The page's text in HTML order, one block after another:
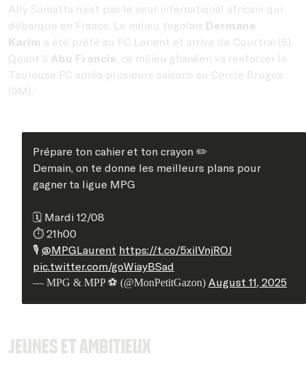
Ally Samatta n’est pas le seul international africain qui
débarque en France. Le milieu togolais Dermane
Karim a été prêté au FC Lorient et arrive de Courtrai (6).
Quant à Abu Francis, ce milieu ghanéen va renforcer le
Toulouse FC après plusieurs saisons au Cercle Bruges
(9M).
Prépare ton cahier et ton crayon ✏️
Demain, on te donne les meilleurs plans pour
gagner ta ligue MPG
🗓️ Mardi 12/08
⏱️ 21h00
🎙️ @MPGLaurent https://t.co/5xilVnjROJ
pic.twitter.com/goWiayBSad
— MPG & MPP ⚽️ (@MonPetitGazon) August 11, 2025
Jeunes et ambitieux